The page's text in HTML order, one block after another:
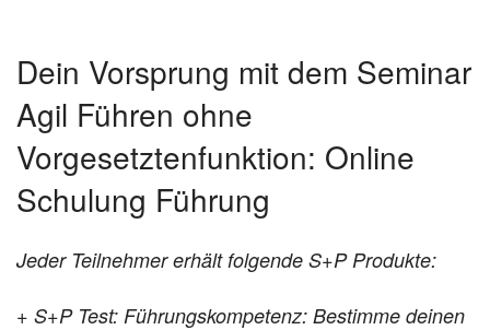
Dein Vorsprung mit dem Seminar
Agil Führen ohne
Vorgesetztenfunktion: Online
Schulung Führung
Jeder Teilnehmer erhält folgende S+P Produkte:
+ S+P Test: Führungskompetenz: Bestimme deinen